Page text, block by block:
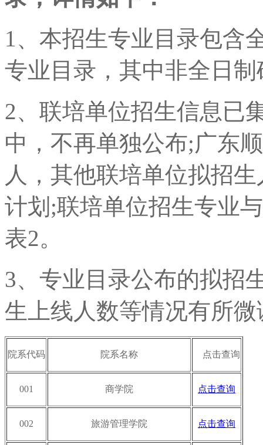
1、本招生专业目录包含
专业目录，其中非全日
2、联培单位招生信息已
中，不再单独公布;广东
人，其他联培单位拟招
计划;联培单位招生专业
表2。
3、专业目录公布的拟招
生上线人数等情况有所
院系代码 院系名称 点击查询
001 商学院 点击查询
002 旅游管理学院 点击查询